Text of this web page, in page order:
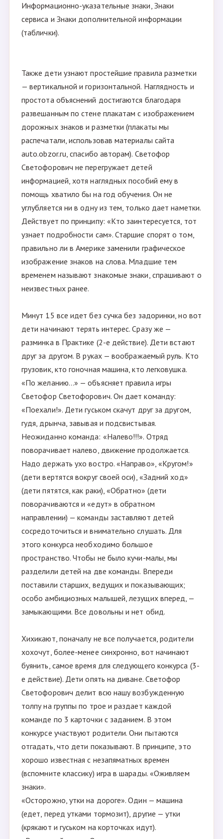
Информационно-указательные знаки, Знаки
сервиса и Знаки дополнительной информации
(таблички).
Также дети узнают простейшие правила разметки
— вертикальной и горизонтальной. Наглядность и
простота объяснений достигаются благодаря
развешанным по стене плакатам с изображением
дорожных знаков и разметки (плакаты мы
распечатали, использовав материалы сайта
auto.obzor.ru, спасибо авторам). Светофор
Светофорович не перегружает детей
информацией, хотя наглядных пособий ему в
помощь хватило бы на год обучения. Он не
углубляется ни в одну из тем, только дает наметки.
Действует по принципу: «Кто заинтересуется, тот
узнает подробности сам». Старшие спорят о том,
правильно ли в Америке заменили графическое
изображение знаков на слова. Младшие тем
временем называют знакомые знаки, спрашивают о
неизвестных ранее.
Минут 15 все идет без сучка без задоринки, но вот
дети начинают терять интерес. Сразу же —
разминка в Практике (2-е действие). Дети встают
друг за другом. В руках — воображаемый руль. Кто
грузовик, кто гоночная машина, кто легковушка.
«По желанию…» — объясняет правила игры
Светофор Светофорович. Он дает команду:
«Поехали!». Дети гуськом скачут друг за другом,
гудя, дрынча, завывая и подсвистывая.
Неожиданно команда: «Налево!!!». Отряд
поворачивает налево, движение продолжается.
Надо держать ухо востро. «Направо», «Кругом!»
(дети вертятся вокруг своей оси), «Задний ход»
(дети пятятся, как раки), «Обратно» (дети
поворачиваются и «едут» в обратном
направлении) — команды заставляют детей
сосредоточиться и внимательно слушать. Для
этого конкурса необходимо большое
пространство. Чтобы не было кучи-малы, мы
разделили детей на две команды. Впереди
поставили старших, ведущих и показывающих;
особо амбициозных малышей, лезущих вперед, —
замыкающими. Все довольны и нет обид.
Хихикают, поначалу не все получается, родители
хохочут, более-менее синхронно, вот начинают
буянить, самое время для следующего конкурса (3-
е действие). Дети опять на диване. Светофор
Светофорович делит всю нашу возбужденную
толпу на группы по трое и раздает каждой
команде по 3 карточки с заданием. В этом
конкурсе участвуют родители. Они пытаются
отгадать, что дети показывают. В принципе, это
хорошо известная с незапяматных времен
(вспомните классику) игра в шарады. «Оживляем
знаки».
«Осторожно, утки на дороге». Один — машина
(едет, перед утками тормозит), другие — утки
(крякают и гуськом на корточках идут).